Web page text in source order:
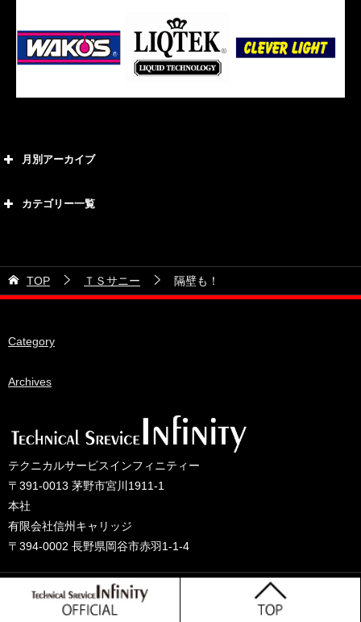
月別アーカイブ
2026年5月
2026年4月
2026年2月
2025年11月
2025年9月
2025年7月
2025年6月
2025年5月
2025年4月
カテゴリー一覧
21号車
28号車
ORC
other
PLUS ONEオイル
TONE工具
TOP ＴＳサニー 隔壁も！
Category
Archives
テクニカルサービスインフィニティー
〒391-0013 茅野市宮川1911-1
本社
有限会社信州キャリッジ
〒394-0002 長野県岡谷市赤羽1-1-4
© 2025 テクニカルサービスインフィニティーのブログ